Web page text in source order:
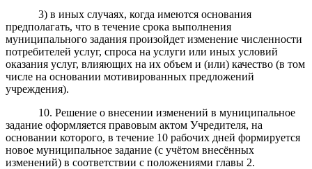
3) в иных случаях, когда имеются основания
предполагать, что в течение срока выполнения
муниципального задания произойдет изменение численности
потребителей услуг, спроса на услуги или иных условий
оказания услуг, влияющих на их объем и (или) качество (в том
числе на основании мотивированных предложений
учреждения).
10. Решение о внесении изменений в муниципальное
задание оформляется правовым актом Учредителя, на
основании которого, в течение 10 рабочих дней формируется
новое муниципальное задание (с учётом внесённых
изменений) в соответствии с положениями главы 2.